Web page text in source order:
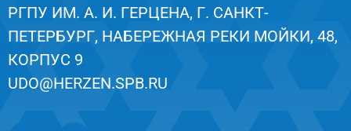
РГПУ ИМ. А. И. ГЕРЦЕНА, Г. САНКТ-
ПЕТЕРБУРГ, НАБЕРЕЖНАЯ РЕКИ МОЙКИ, 48,
КОРПУС 9
UDO@HERZEN.SPB.RU